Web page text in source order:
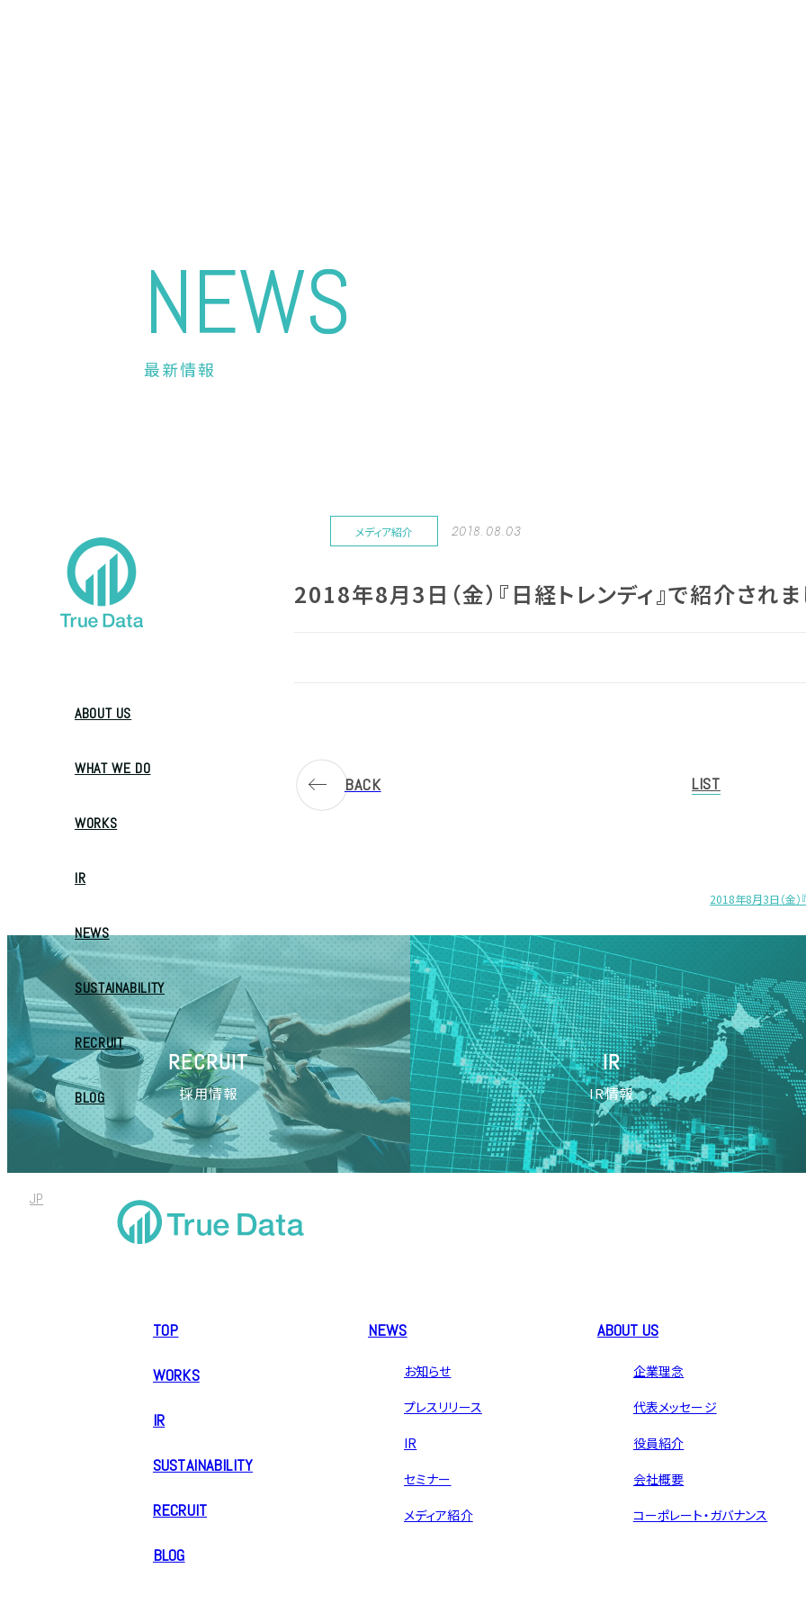
NEWS
最新情報
ABOUT US
WHAT WE DO
WORKS
IR
NEWS
SUSTAINABILITY
RECRUIT
BLOG
JP
メディア紹介 2018.08.03
2018年8月3日（金）『日経トレンディ』で紹介され
BACK LIST
2018年8月3日（金）
RECRUIT
採用情報
IR
IR情報
TOP
WORKS
IR
SUSTAINABILITY
RECRUIT
BLOG
NEWS
お知らせ
プレスリリース
IR
セミナー
メディア紹介
ABOUT US
企業理念
代表メッセージ
役員紹介
会社概要
コーポレート・ガバナンス